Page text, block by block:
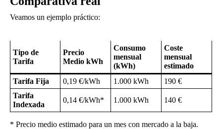
Veamos un ejemplo práctico:
Tipo de
Tarifa
Precio
Medio kWh
Consumo
mensual
(kWh)
Coste
mensual
estimado
Tarifa Fija
0,19 €/kWh 1.000 kWh
190 €
Tarifa
Indexada
0,14 €/kWh* 1.000 kWh 140 €
* Precio medio estimado para un mes con mercado a la baja.